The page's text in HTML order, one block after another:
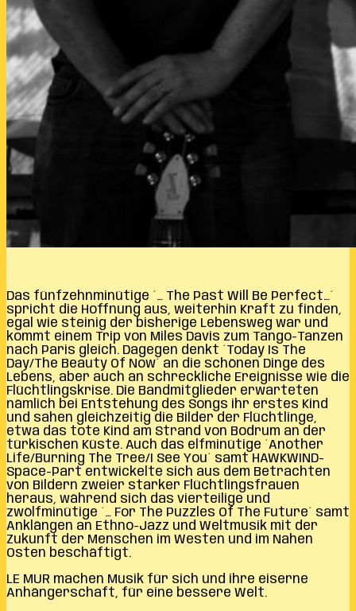
Das fünfzehnminütige ´… The Past Will Be Perfect…´
spricht die Hoffnung aus, weiterhin Kraft zu finden,
egal wie steinig der bisherige Lebensweg war und
kommt einem Trip von Miles Davis zum Tango-Tanzen
nach Paris gleich. Dagegen denkt ´Today Is The
Day/The Beauty Of Now´ an die schönen Dinge des
Lebens, aber auch an schreckliche Ereignisse wie die
Flüchtlingskrise. Die Bandmitglieder erwarteten
nämlich bei Entstehung des Songs ihr erstes Kind
und sahen gleichzeitig die Bilder der Flüchtlinge,
etwa das tote Kind am Strand von Bodrum an der
türkischen Küste. Auch das elfminütige ´Another
Life/Burning The Tree/I See You´ samt HAWKWIND-
Space-Part entwickelte sich aus dem Betrachten
von Bildern zweier starker Flüchtlingsfrauen
heraus, während sich das vierteilige und
zwölfminütige ´… For The Puzzles Of The Future´ samt
Anklängen an Ethno-Jazz und Weltmusik mit der
Zukunft der Menschen im Westen und im Nahen
Osten beschäftigt.
LE MUR machen Musik für sich und ihre eiserne
Anhängerschaft, für eine bessere Welt.